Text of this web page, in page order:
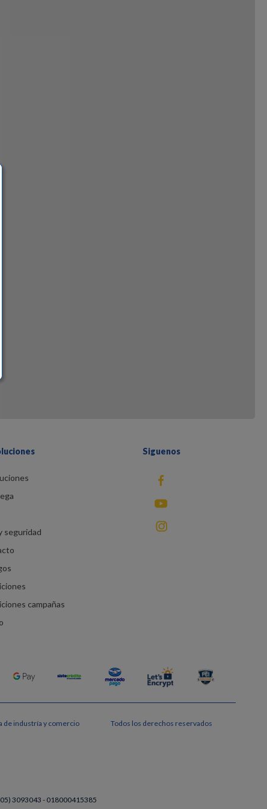
seguridad
campañas
Siguenos
fb
You Tube
instagram
de industría y comercio Todos los derechos reservados
3093043 - 018000415385